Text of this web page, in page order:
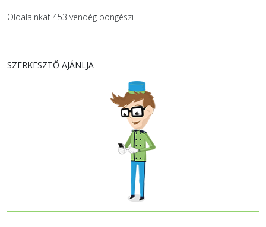
Oldalainkat 453 vendég böngészi
SZERKESZTŐ AJÁNLJA